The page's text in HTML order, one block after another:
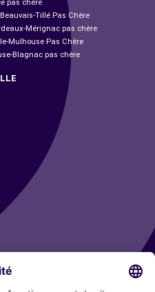
pas chère
Tillé Pas Chère
Mérignac pas chère
Mulhouse Pas Chère
Blagnac pas chère